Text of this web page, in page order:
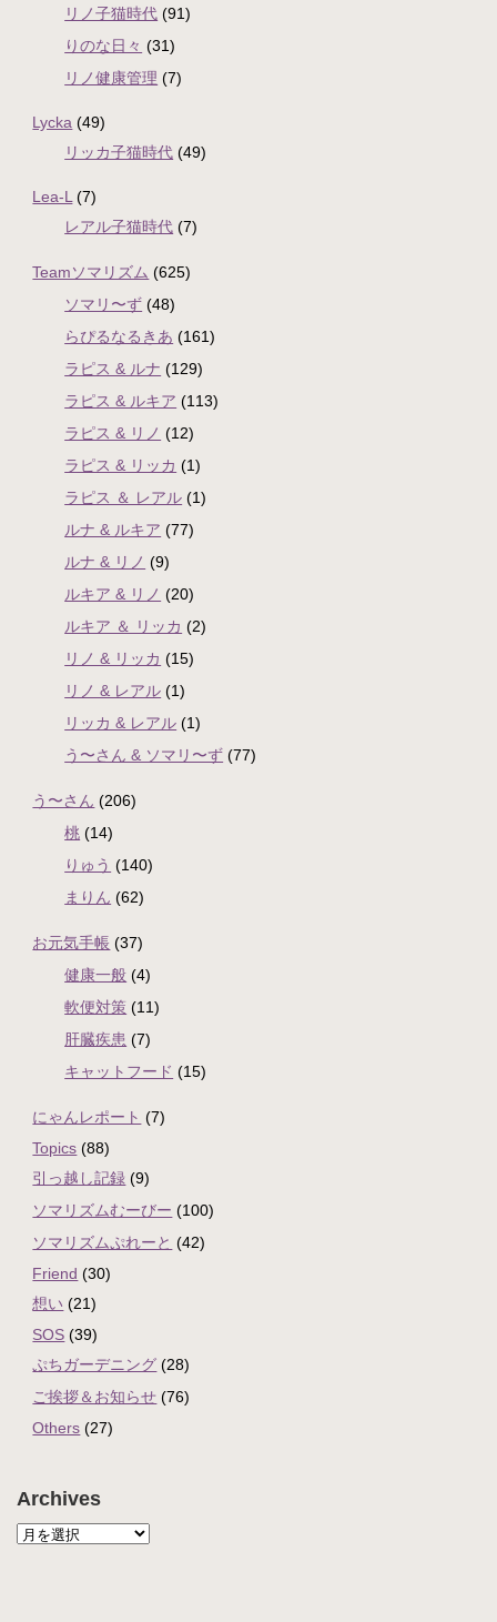
リノ子猫時代 (91)
りのな日々 (31)
リノ健康管理 (7)
Lycka (49)
リッカ子猫時代 (49)
Lea-L(7)
レアル子猫時代 (7)
Teamソマリズム (625)
ソマリ〜ず (48)
らぴるなるきあ (161)
ラピス & ルナ (129)
ラピス & ルキア (113)
ラピス & リノ (12)
ラピス & リッカ (1)
ラピス ＆ レアル (1)
ルナ & ルキア (77)
ルナ & リノ (9)
ルキア & リノ (20)
ルキア ＆ リッカ (2)
リノ & リッカ (15)
リノ & レアル (1)
リッカ & レアル (1)
う〜さん & ソマリ〜ず (77)
う〜さん (206)
桃 (14)
りゅう (140)
まりん (62)
お元気手帳 (37)
健康一般 (4)
軟便対策 (11)
肝臓疾患 (7)
キャットフード (15)
にゃんレポート (7)
Topics (88)
引っ越し記録 (9)
ソマリズムむーびー (100)
ソマリズムぷれーと (42)
Friend (30)
想い (21)
SOS (39)
ぷちガーデニング (28)
ご挨拶＆お知らせ (76)
Others (27)
Archives